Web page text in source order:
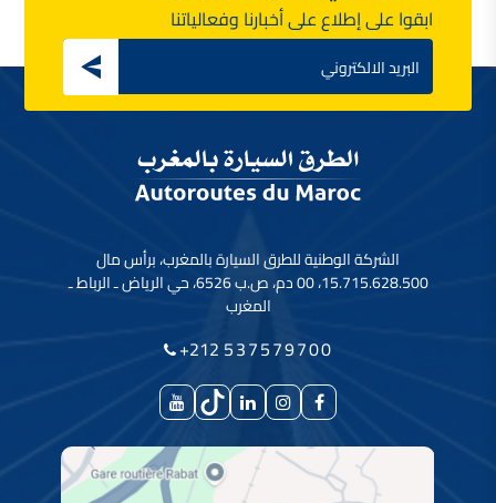
ابقوا على إطلاع على أخبارنا وفعالياتنا
Email
الشركة الوطنية للطرق السيارة بالمغرب، برأس مال
15.715.628.500، 00 دم، ص.ب 6526، حي الرياض ـ الرباط ـ
المغرب
+212 537579700